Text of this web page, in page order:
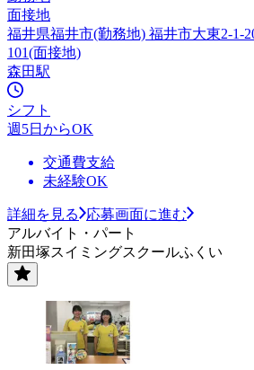
面接地
福井県福井市(勤務地) 福井市大東2-1-
101(面接地)
森田駅
シフト
週5日からOK
交通費支給
未経験OK
詳細を見る
応募画面に進む
アルバイト・パート
新田塚スイミングスクールふくい